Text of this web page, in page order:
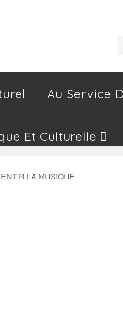
Au Service
Et Culturelle